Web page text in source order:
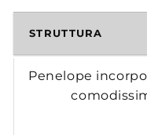
STRUTTURA
Penelope